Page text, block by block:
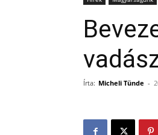
Írta: Micheli Tünde -